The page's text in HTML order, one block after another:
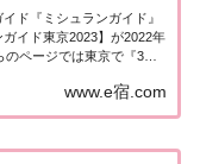
ド『ミシュランガイド』
イド東京2023】が2022年
ページでは東京で『3つ
ミシュランガイド東京
ガイド東京20...
www.e宿.com